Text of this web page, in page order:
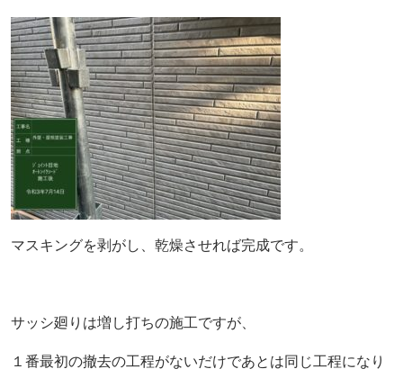
マスキングを剥がし、乾燥させれば完成です。
サッシ廻りは増し打ちの施工ですが、
１番最初の撤去の工程がないだけであとは同じ工程になり